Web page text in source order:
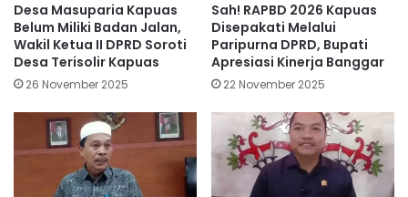
Desa Masuparia Kapuas
Belum Miliki Badan Jalan,
Wakil Ketua II DPRD Soroti
Desa Terisolir Kapuas
26 November 2025
Sah! RAPBD 2026 Kapuas
Disepakati Melalui
Paripurna DPRD, Bupati
Apresiasi Kinerja Banggar
22 November 2025